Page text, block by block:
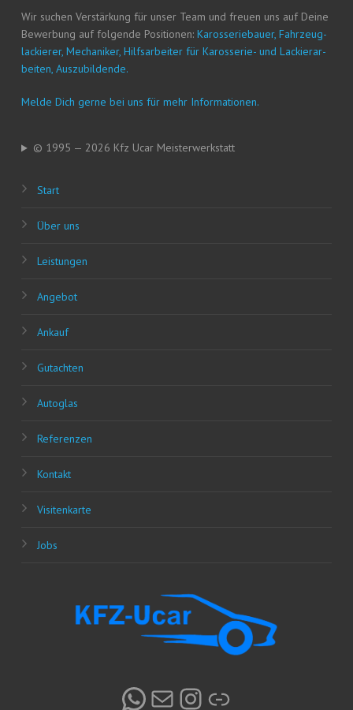
Wir suchen Ver­stär­kung für unser Team und freu­en uns auf Dei­ne
Bewer­bung auf fol­gen­de Posi­tio­nen: Karos­se­rie­bau­er, Fahr­zeug­
la­ckie­rer, Mecha­ni­ker, Hilfs­ar­bei­ter für Karos­se­rie- und Lackier­ar­
bei­ten, Auszubildende.
Mel­de Dich ger­ne bei uns für mehr Informationen.
© 1995 — 2026 Kfz Ucar Meisterwerkstatt
Start
Über uns
Leis­tun­gen
Ange­bot
Ankauf
Gut­ach­ten
Auto­glas
Refe­ren­zen
Kon­takt
Visi­ten­kar­te
Jobs
WhatsApp
E-MailInstagram
Link